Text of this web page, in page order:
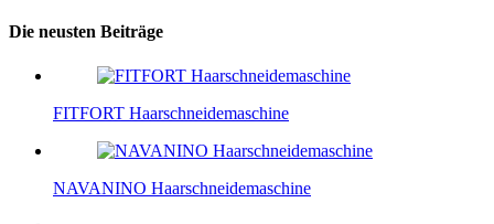
Die neusten Beiträge
FITFORT Haarschneidemaschine
NAVANINO Haarschneidemaschine